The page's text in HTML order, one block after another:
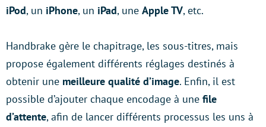
iPod, un iPhone, un iPad, une Apple TV, etc.
Handbrake gère le chapitrage, les sous-titres, mais
propose également différents réglages destinés à
obtenir une meilleure qualité d’image. Enfin, il est
possible d’ajouter chaque encodage à une file
d’attente, afin de lancer différents processus les uns à